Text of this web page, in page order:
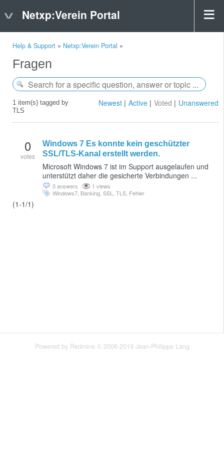
Netxp:Verein Portal
Help & Support » Netxp:Verein Portal »
Fragen
Newest Active Voted Unanswered
1 item(s) tagged by
TLS
0
votes
Windows 7 Es konnte kein geschützter
SSL/TLS-Kanal erstellt werden.
Microsoft Windows 7 ist im Support ausgelaufen und
unterstützt daher die gesicherte Verbindungen ...
0 answers
1 views
Windows7 Banking SSL TLS Fehler
(1-1/1)
Powered by Redmine © 2006-2019 Jean-Philippe Lang